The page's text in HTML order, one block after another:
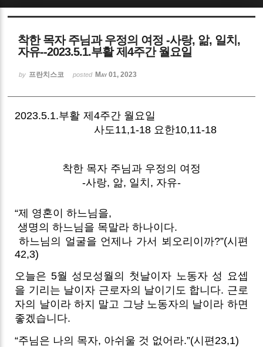
착한 목자 주님과 우정의 여정 -사랑, 앎, 일치,
자유--2023.5.1.부활 제4주간 월요일
by 프란치스코 posted May 01, 2023
2023.5.1.부활 제4주간 월요일
사도11,1-18 요한10,11-18
착한 목자 주님과 우정의 여정
-사랑, 앎, 일치, 자유-
“제 영혼이 하느님을,
생명의 하느님을 목말라 하나이다.
하느님의 얼굴을 언제나 가서 뵈오리이까?”(시편
42,3)
오늘은 5월 성모성월의 첫날이자 노동자 성 요셉
을 기리는 날이자 근로자의 날이기도 합니다. 근로
자의 날이라 하지 말고 그냥 노동자의 날이라 하면
좋겠습니다.
“주님은 나의 목자, 아쉬울 것 없어라.”(시편23,1)
Sketchbook5, 스케치북5
Sketchbook5, 스케치북5